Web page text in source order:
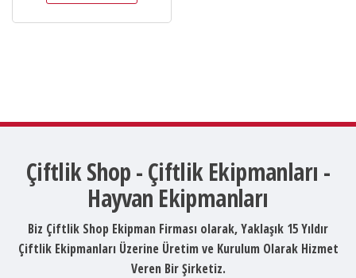
Çiftlik Shop - Çiftlik Ekipmanları -
Hayvan Ekipmanları
Biz Çiftlik Shop Ekipman Firması olarak, Yaklaşık 15 Yıldır
Çiftlik Ekipmanları Üzerine Üretim ve Kurulum Olarak Hizmet
Veren Bir Şirketiz.